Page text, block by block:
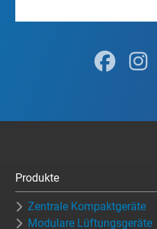
Produkte
Zentrale Kompaktgeräte
Modulare Lüftungsgeräte